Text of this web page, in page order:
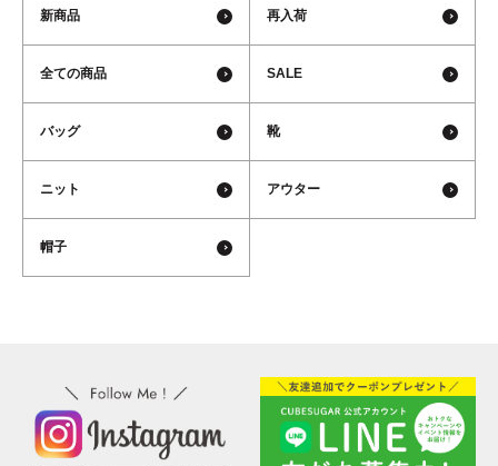
新商品 再入荷
全ての商品 SALE
バッグ 靴
ニット アウター
帽子